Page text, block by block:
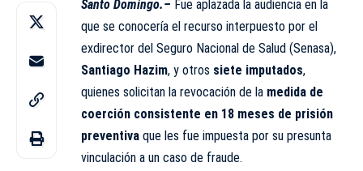
Santo Domingo.– Fue aplazada la audiencia en la
que se conocería el recurso interpuesto por el
exdirector del Seguro Nacional de Salud (Senasa),
Santiago Hazim, y otros siete imputados,
quienes solicitan la revocación de la medida de
coerción consistente en 18 meses de prisión
preventiva que les fue impuesta por su presunta
vinculación a un caso de fraude.